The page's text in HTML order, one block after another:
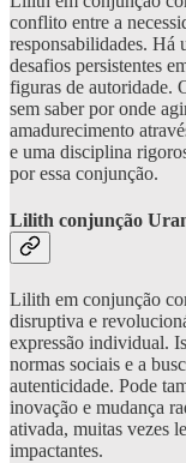
conflito entre a
responsabilidades. Há
desafios persistentes
figuras de autoridade.
sem saber por onde
amadurecimento
e uma disciplina
por essa conjunção.
Lilith conjunção
Lilith em conjunção
disruptiva e
expressão individual.
normas sociais e a
autenticidade. Pode
inovação e mudança
ativada, muitas vezes
impactantes.